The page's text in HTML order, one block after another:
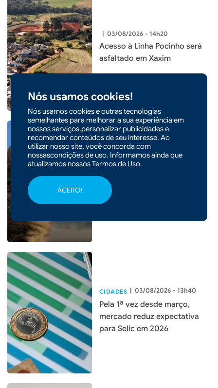
Nós usamos cookies!
Nós usamos cookies e outras tecnologias
semelhantes para melhorar a sua experiência em
nossos serviços,personalizar publicidades e
recomendar conteúdos de seu interesse. Ao
utilizar nosso site, você concorda com
nossascondições de uso. Informamos ainda que
atualizamos nossosTermos de Uso.
ACEITO!
| 03/08/2026 - 14h20
Acesso à Linha Pocinho será
asfaltado em Xaxim
CIDADES | 03/08/2026 - 14h17
Xaxim anuncia Centro de
Recuperação de Animais
CIDADES | 03/08/2026 - 13h40
Pela 1ª vez desde março,
mercado reduz expectativa
para Selic em 2026